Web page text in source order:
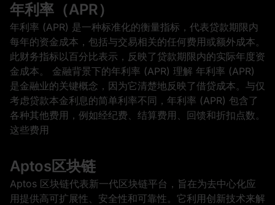
年利率（APR）
年利率 (APR) 是一种标准化的衡量指标，代表贷款期限内
每年的资金成本，包括与交易相关的任何费用或额外成本。
此财务指标以百分比表示，反映了贷款期限内的实际年度资
金成本。 金融背景下的年利率 (APR) 理解 年利率 (APR)
是金融业的关键概念，因为它清楚地反映了借贷成本。与仅
考虑贷款本金利息的简单利率不同，年利率 (APR) 包含了
各种其他费用，例如经纪费、结算费用、回馈和折扣点数。
这些费用
Aptos区块链
Aptos 区块链代表新一代区块链平台，旨在为去中心化应
用提供高可扩展性、安全性和可靠性。它利用创新技术来解